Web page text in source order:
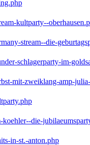
kultparty--
stream--die-
schlagerparty-im-
mit-zweiklang-amp-
die-
in-st.-anton.php